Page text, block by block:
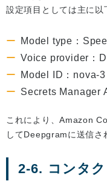
設定項目としては主に以
Model type：
Voice provider：
Model ID：nova-3
Secrets Manager
これにより、Amazon
してDeepgramに送信さ
2-6. コンタ